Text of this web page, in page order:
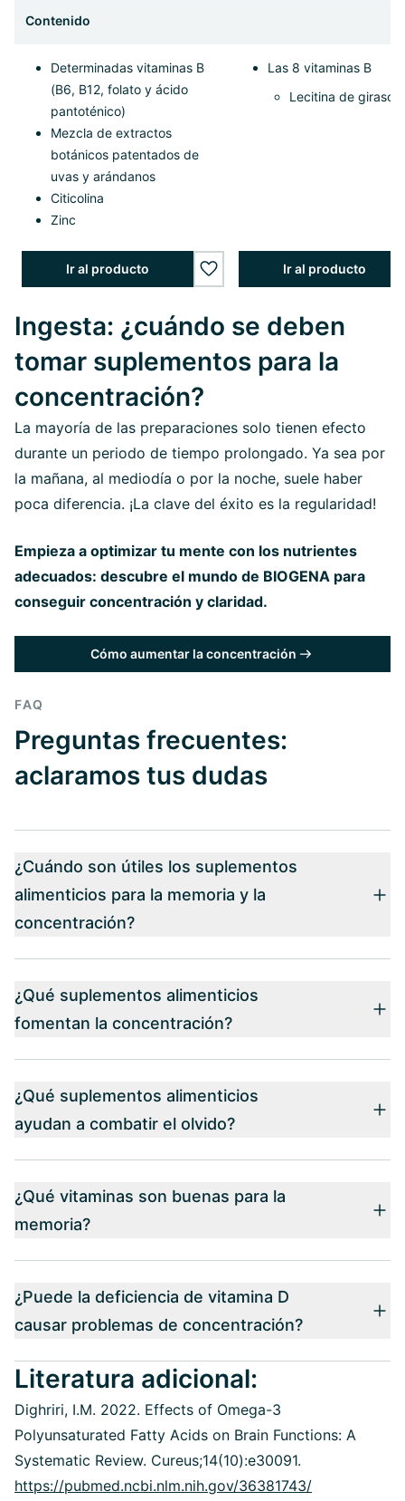
Contenido
Determinadas vitaminas B
(B6, B12, folato y ácido
pantoténico)
Mezcla de extractos
botánicos patentados de
uvas y arándanos
Citicolina
Zinc
Las 8 vitaminas B
Lecitina de girasol
Ir al producto
wishlist.add
Ir al producto
Ingesta: ¿cuándo se deben
tomar suplementos para la
concentración?
La mayoría de las preparaciones solo tienen efecto
durante un periodo de tiempo prolongado. Ya sea por
la mañana, al mediodía o por la noche, suele haber
poca diferencia. ¡La clave del éxito es la regularidad!
Empieza a optimizar tu mente con los nutrientes
adecuados: descubre el mundo de BIOGENA para
conseguir concentración y claridad.
Cómo aumentar la concentración
FAQ
Preguntas frecuentes:
aclaramos tus dudas
¿Cuándo son útiles los suplementos
alimenticios para la memoria y la
concentración?
¿Qué suplementos alimenticios
fomentan la concentración?
¿Qué suplementos alimenticios
ayudan a combatir el olvido?
¿Qué vitaminas son buenas para la
memoria?
¿Puede la deficiencia de vitamina D
causar problemas de concentración?
Literatura adicional:
Dighriri, I.M. 2022. Effects of Omega-3
Polyunsaturated Fatty Acids on Brain Functions: A
Systematic Review. Cureus;14(10):e30091.
https://pubmed.ncbi.nlm.nih.gov/36381743/